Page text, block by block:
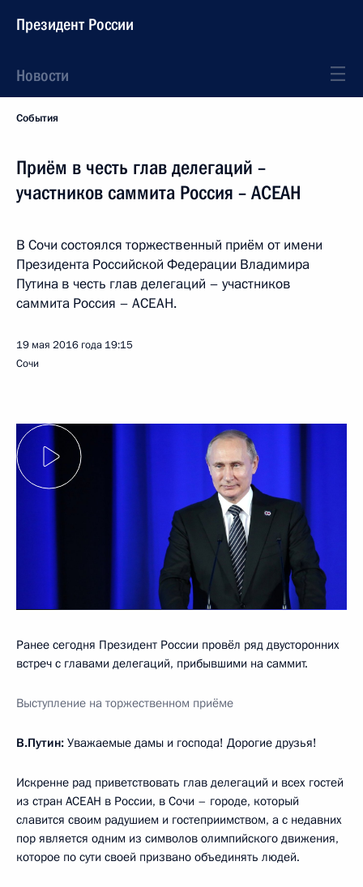
Президент России
Новости
События
Приём в честь глав делегаций –
участников саммита Россия – АСЕАН
В Сочи состоялся торжественный приём от имени
Президента Российской Федерации Владимира
Путина в честь глав делегаций – участников
саммита Россия – АСЕАН.
19 мая 2016 года 19:15
Сочи
Ранее сегодня Президент России провёл ряд двусторонних
встреч с главами делегаций, прибывшими на саммит.
Выступление на торжественном приёме
В.Путин: Уважаемые дамы и господа! Дорогие друзья!
Искренне рад приветствовать глав делегаций и всех гостей
из стран АСЕАН в России, в Сочи – городе, который
славится своим радушием и гостеприимством, а с недавних
пор является одним из символов олимпийского движения,
которое по сути своей призвано объединять людей.